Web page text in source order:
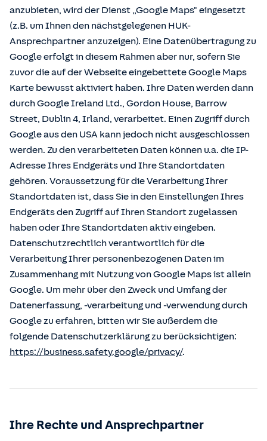
anzubieten, wird der Dienst „Google Maps" eingesetzt
(z.B. um Ihnen den nächstgelegenen HUK-
Ansprechpartner anzuzeigen). Eine Datenübertragung zu
Google erfolgt in diesem Rahmen aber nur, sofern Sie
zuvor die auf der Webseite eingebettete Google Maps
Karte bewusst aktiviert haben. Ihre Daten werden dann
durch Google Ireland Ltd., Gordon House, Barrow
Street, Dublin 4, Irland, verarbeitet. Einen Zugriff durch
Google aus den USA kann jedoch nicht ausgeschlossen
werden. Zu den verarbeiteten Daten können u.a. die IP-
Adresse Ihres Endgeräts und Ihre Standortdaten
gehören. Voraussetzung für die Verarbeitung Ihrer
Standortdaten ist, dass Sie in den Einstellungen Ihres
Endgeräts den Zugriff auf Ihren Standort zugelassen
haben oder Ihre Standortdaten aktiv eingeben.
Datenschutzrechtlich verantwortlich für die
Verarbeitung Ihrer personenbezogenen Daten im
Zusammenhang mit Nutzung von Google Maps ist allein
Google. Um mehr über den Zweck und Umfang der
Datenerfassung, -verarbeitung und -verwendung durch
Google zu erfahren, bitten wir Sie außerdem die
folgende Datenschutzerklärung zu berücksichtigen:
https://business.safety.google/privacy/.
Ihre Rechte und Ansprechpartner